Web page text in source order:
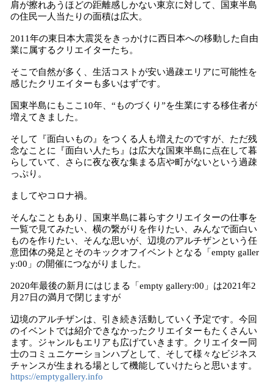
肩が擦れあうほどの距離感しかない東京に対して、国東半島
の住民一人当たりの面積は広大。
2011年の東日本大震災をきっかけに西日本への移動した自由
業に属するクリエイターたち。
そこで自然が多く、生活コストが安い過疎エリアに可能性を
感じたクリエイターも多いはずです。
国東半島にもここ10年、“ものづくり”を生業にする移住者が
増えてきました。
そして『面白いもの』をつくる人も増えたのですが、ただ残
念なことに『面白い人たち』は広大な国東半島に点在して暮
らしていて、さらに夜な夜な集まる店や町がないという過疎
っぷり。
ましてやコロナ禍。
そんなこともあり、国東半島に暮らすクリエイターの仕事を
一覧で見てみたい、横の繋がりを作りたい、みんなで面白い
ものを作りたい、そんな思いが、辺境のアルチザンという任
意団体の発足とそのキックオフイベントとなる「empty galler
y:00」の開催につながりました。
2020年最後の新月にはじまる「empty gallery:00」は2021年2
月27日の満月で閉じますが
辺境のアルチザンは、引き続き活動していく予定です。今回
のイベントでは紹介できなかったクリエイターもたくさんい
ます。ジャンルもエリアも広げていきます。クリエイター同
士のコミュニケーションハブとして、そして様々なビジネス
チャンスが生まれる場として機能していけたらと思います。
https://emptygallery.info